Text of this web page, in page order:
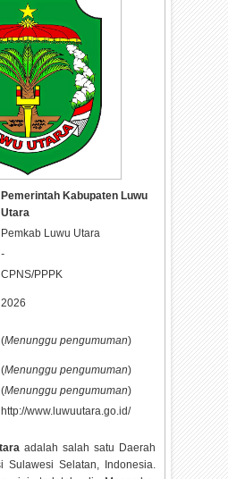
Pemerintah Kabupaten Luwu
Utara
Pemkab Luwu Utara
-
CPNS/PPPK
2026
(Menunggu pengumuman)
(Menunggu pengumuman)
(Menunggu pengumuman)
http://www.luwuutara.go.id/
adalah salah satu Daerah
Sulawesi Selatan, Indonesia.